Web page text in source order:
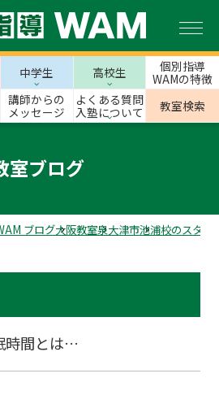
中学生 高校生
個別指導
WAMの特徴
講師からの
メッセージ
よくある質問
入塾について
教室検索
室ブログ
ブログ大阪教室泉大津市池浦校のスタッ
時間とは…